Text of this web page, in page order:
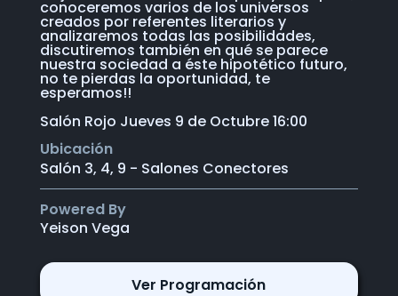
conoceremos varios de los universos
creados por referentes literarios y
analizaremos todas las posibilidades,
discutiremos también en qué se parece
nuestra sociedad a éste hipotético futuro,
no te pierdas la oportunidad, te
esperamos!!
Salón Rojo Jueves 9 de Octubre 16:00
Ubicación
Salón 3, 4, 9 - Salones Conectores
Powered By
Yeison Vega
Ver Programación